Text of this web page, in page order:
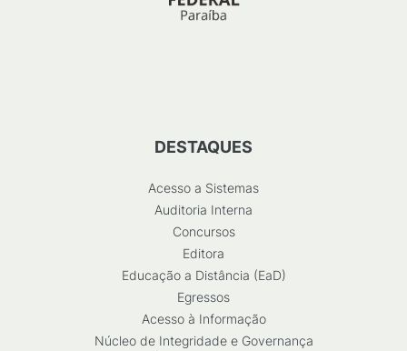
DESTAQUES
Acesso a Sistemas
Auditoria Interna
Concursos
Editora
Educação a Distância (EaD)
Egressos
Acesso à Informação
Núcleo de Integridade e Governança